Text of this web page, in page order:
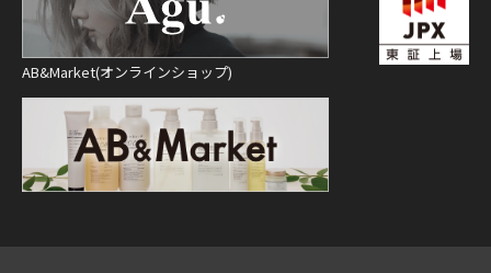
AB&Market(オンラインショップ)